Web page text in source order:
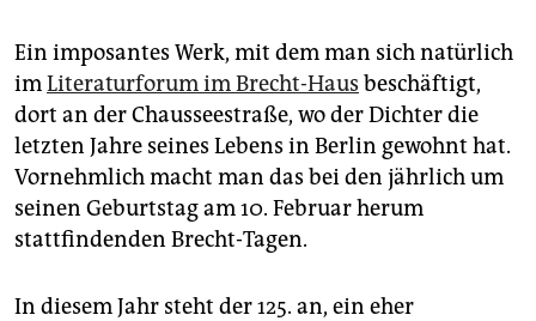
Ein imposantes Werk, mit dem man sich natürlich
imLiteraturforum im Brecht-Haus beschäftigt,
dort an der Chausseestraße, wo der Dichter die
letzten Jahre seines Lebens in Berlin gewohnt hat.
Vornehmlich macht man das bei den jährlich um
seinen Geburtstag am 10. Februar herum
stattfindenden Brecht-Tagen.
In diesem Jahr steht der 125. an, ein eher